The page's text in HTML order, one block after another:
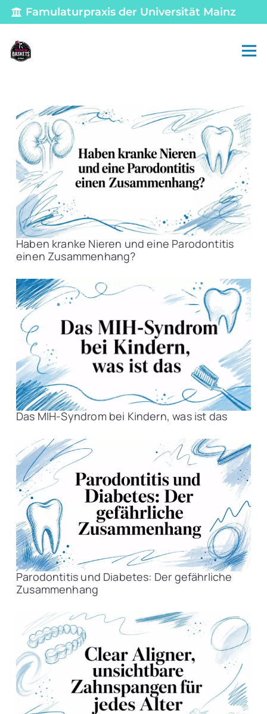
Famulaturpraxis der Universität Mainz
Haben kranke Nieren und eine Parodontitis
einen Zusammenhang?
Das MIH-Syndrom bei Kindern, was ist das
Parodontitis und Diabetes: Der gefährliche
Zusammenhang